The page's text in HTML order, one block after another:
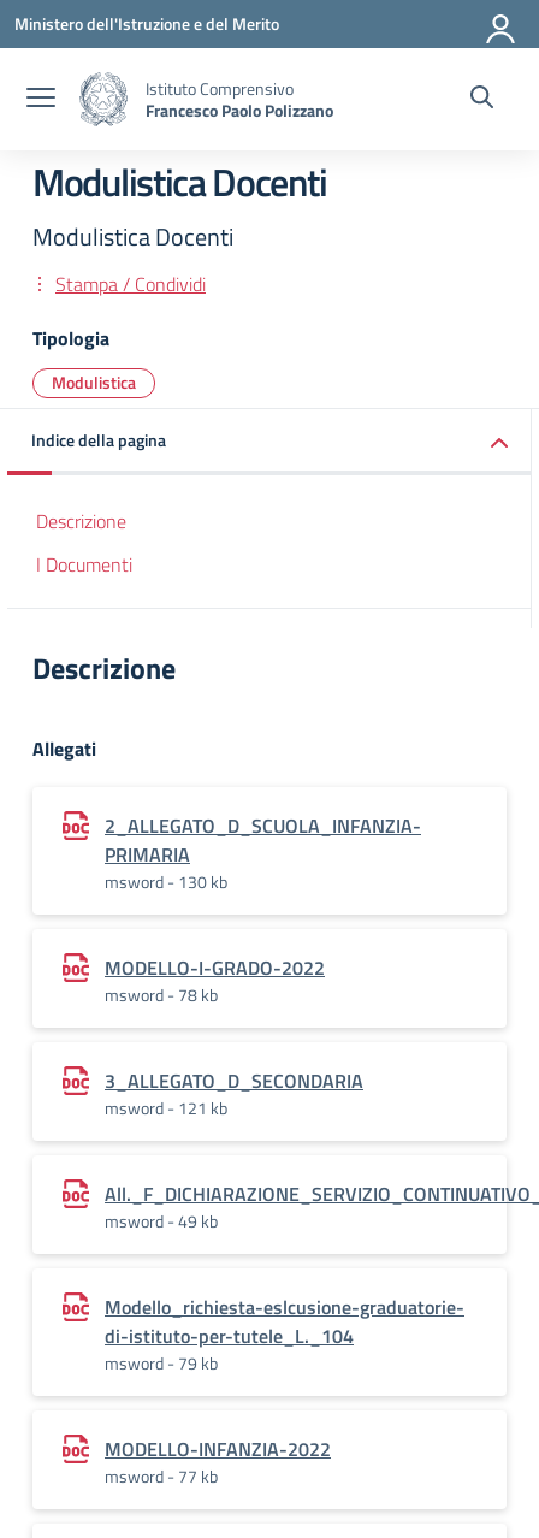
Vai ai contenuti
Vai al menu di navigazione
Vai al footer
Ministero dell'Istruzione e del Merito
Istituto Comprensivo
Francesco Paolo Polizzano
Modulistica Docenti
Modulistica Docenti
Stampa / Condividi
Tipologia
Modulistica
Indice della pagina
Descrizione
I Documenti
Descrizione
Allegati
2_ALLEGATO_D_SCUOLA_INFANZIA-
PRIMARIA
msword - 130 kb
MODELLO-I-GRADO-2022
msword - 78 kb
3_ALLEGATO_D_SECONDARIA
msword - 121 kb
msword - 49 kb
Modello_richiesta-eslcusione-graduatorie-
di-istituto-per-tutele_L._104
msword - 79 kb
MODELLO-INFANZIA-2022
msword - 77 kb